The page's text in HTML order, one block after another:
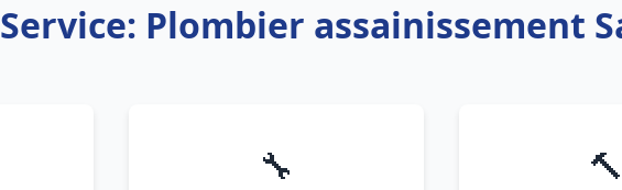
Service: Plombier assainissement
🔧 🔨